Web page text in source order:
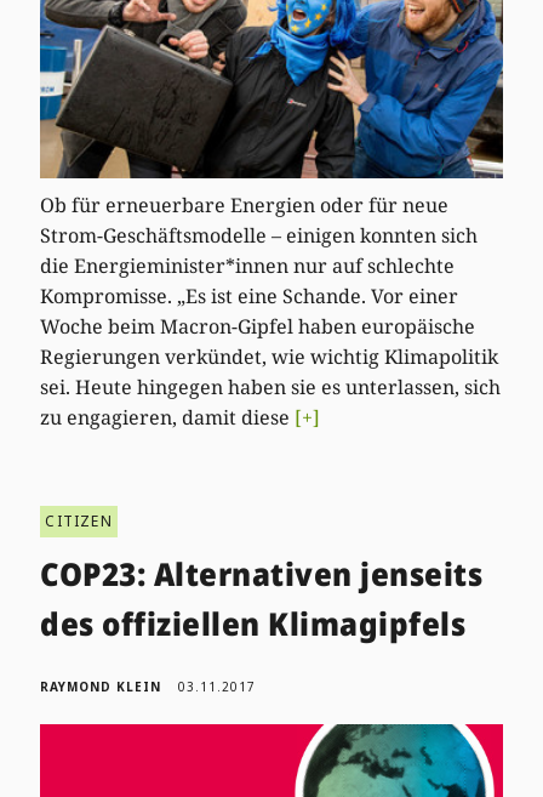
Ob für erneuerbare Energien oder für neue
Strom-Geschäftsmodelle – einigen konnten sich
die Energieminister*innen nur auf schlechte
Kompromisse. „Es ist eine Schande. Vor einer
Woche beim Macron-Gipfel haben europäische
Regierungen verkündet, wie wichtig Klimapolitik
sei. Heute hingegen haben sie es unterlassen, sich
zu engagieren, damit diese [+]
CITIZEN
COP23: Alternativen jenseits
des offiziellen Klimagipfels
RAYMOND KLEIN 03.11.2017